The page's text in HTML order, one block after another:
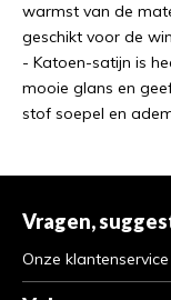
warmst van de
geschikt voor de
- Katoen-satijn is
mooie glans en
stof soepel en
Vragen,
Onze